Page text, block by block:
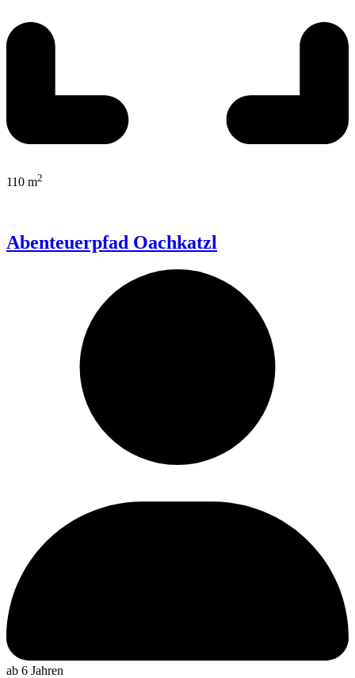
110 m2
Abenteuerpfad Oachkatzl
ab 6 Jahren